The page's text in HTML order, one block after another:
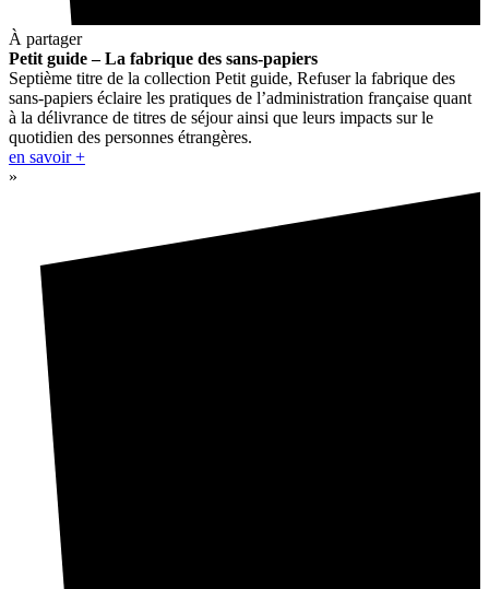
À partager
Petit guide – La fabrique des sans-papiers
Septième titre de la collection Petit guide, Refuser la fabrique des
sans-papiers éclaire les pratiques de l’administration française quant
à la délivrance de titres de séjour ainsi que leurs impacts sur le
quotidien des personnes étrangères.
en savoir +
»